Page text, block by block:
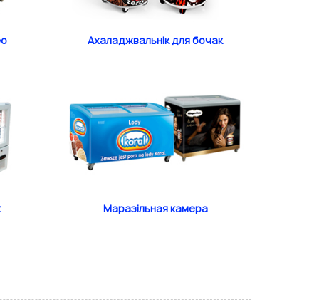
Ахаладжвальнік для бочак
Маразільная камера